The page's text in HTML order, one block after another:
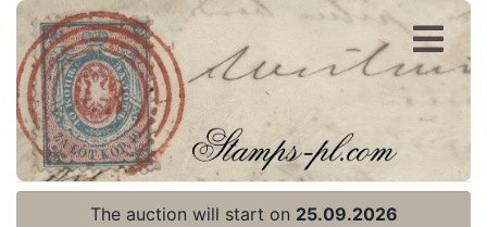
Register
Login
The auction will start on 25.09.2026